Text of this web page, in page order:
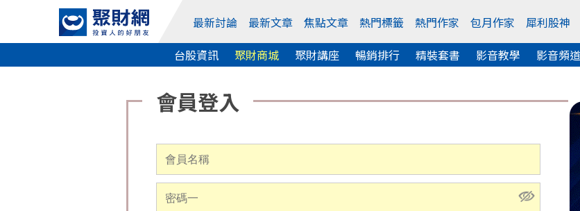
最新討論 最新文章 焦點文章 熱門標籤 熱門作家 包月作家 犀利股神
台股資訊 聚財商城 聚財講座 暢銷排行 精裝套書 影音教學 影音頻道